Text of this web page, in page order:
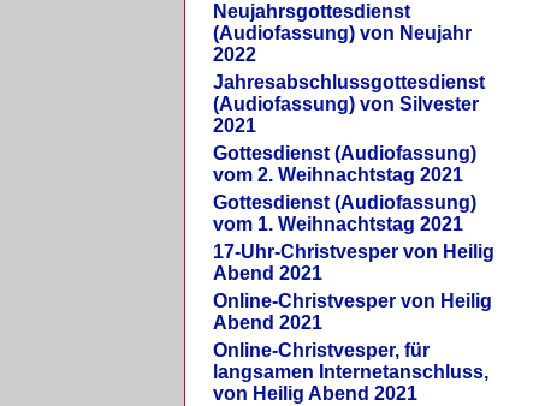
Neujahrsgottesdienst
(Audiofassung) von Neujahr
2022
Jahresabschlussgottesdienst
(Audiofassung) von Silvester
2021
Gottesdienst (Audiofassung)
vom 2. Weihnachtstag 2021
Gottesdienst (Audiofassung)
vom 1. Weihnachtstag 2021
17-Uhr-Christvesper von Heilig
Abend 2021
Online-Christvesper von Heilig
Abend 2021
Online-Christvesper, für
langsamen Internetanschluss,
von Heilig Abend 2021